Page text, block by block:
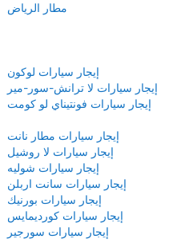
مطار الرياض
إيجار سيارات لوكون
إيجار سيارات لا ترانش-سور-مير
إيجار سيارات فونتيناي لو كومت
إيجار سيارات مطار نانت
إيجار سيارات لا روشيل
إيجار سيارات شوليه
إيجار سيارات سانت اربلن
إيجار سيارات بورنيك
إيجار سيارات كورديمايس
إيجار سيارات سورجير